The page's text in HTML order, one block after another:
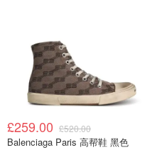
£259.00 £520.00
Balenciaga Paris 高帮鞋 黑色